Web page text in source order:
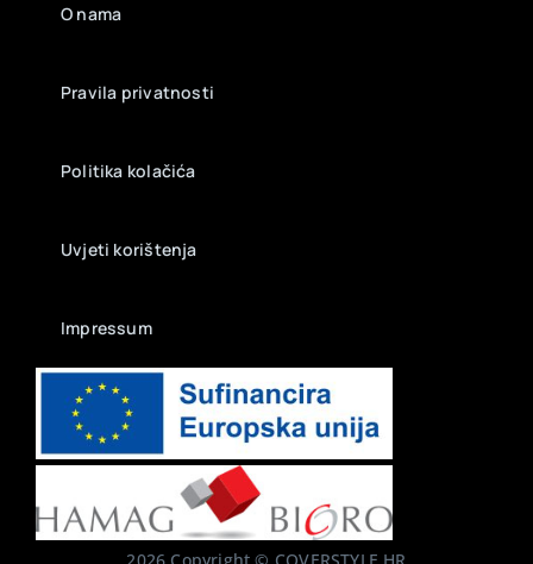
O nama
Pravila privatnosti
Politika kolačića
Uvjeti korištenja
Impressum